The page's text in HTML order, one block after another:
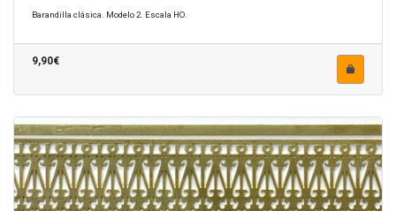
Barandilla clásica. Modelo 2. Escala HO.
9,90€